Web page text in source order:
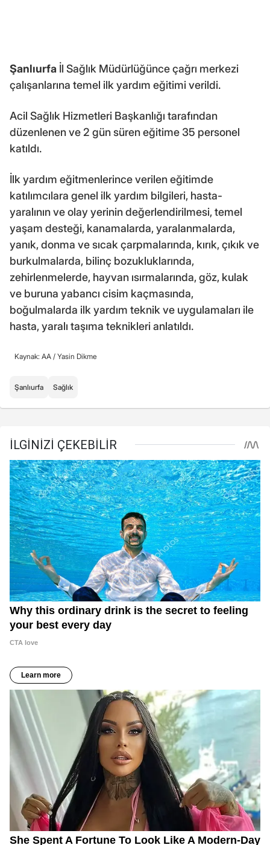
Şanlıurfa İl Sağlık Müdürlüğünce çağrı merkezi
çalışanlarına temel ilk yardım eğitimi verildi.
Acil Sağlık Hizmetleri Başkanlığı tarafından
düzenlenen ve 2 gün süren eğitime 35 personel
katıldı.
İlk yardım eğitmenlerince verilen eğitimde
katılımcılara genel ilk yardım bilgileri, hasta-
yaralının ve olay yerinin değerlendirilmesi, temel
yaşam desteği, kanamalarda, yaralanmalarda,
yanık, donma ve sıcak çarpmalarında, kırık, çıkık ve
burkulmalarda, bilinç bozukluklarında,
zehirlenmelerde, hayvan ısırmalarında, göz, kulak
ve buruna yabancı cisim kaçmasında,
boğulmalarda ilk yardım teknik ve uygulamaları ile
hasta, yaralı taşıma teknikleri anlatıldı.
Kaynak: AA / Yasin Dikme
Şanlıurfa Sağlık